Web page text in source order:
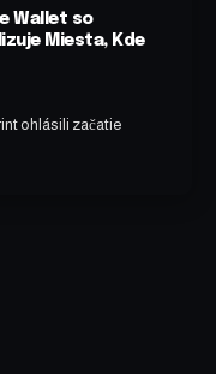
Wallet so
Miesta, Kde
ohlásili začatie